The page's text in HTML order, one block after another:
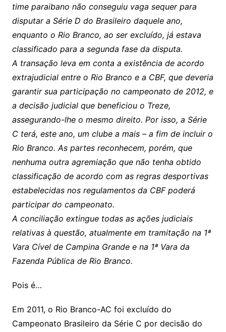
time paraibano não conseguiu vaga sequer para
disputar a Série D do Brasileiro daquele ano,
enquanto o Rio Branco, ao ser excluído, já estava
classificado para a segunda fase da disputa.
A transação leva em conta a existência de acordo
extrajudicial entre o Rio Branco e a CBF, que deveria
garantir sua participação no campeonato de 2012, e
a decisão judicial que beneficiou o Treze,
assegurando-lhe o mesmo direito. Por isso, a Série
C terá, este ano, um clube a mais – a fim de incluir o
Rio Branco. As partes reconhecem, porém, que
nenhuma outra agremiação que não tenha obtido
classificação de acordo com as regras desportivas
estabelecidas nos regulamentos da CBF poderá
participar do campeonato.
A conciliação extingue todas as ações judiciais
relativas à questão, atualmente em tramitação na 1ª
Vara Cível de Campina Grande e na 1ª Vara da
Fazenda Pública de Rio Branco.
Pois é…
Em 2011, o Rio Branco-AC foi excluído do
Campeonato Brasileiro da Série C por decisão do